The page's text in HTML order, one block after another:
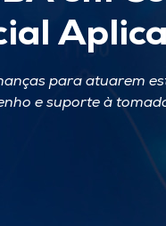
para atuarem
e suporte à